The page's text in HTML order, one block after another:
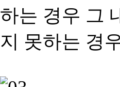
하는 경우 그
지 못하는 경